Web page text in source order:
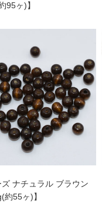
95ヶ)】
ナチュラル ブラウン
55ヶ)】